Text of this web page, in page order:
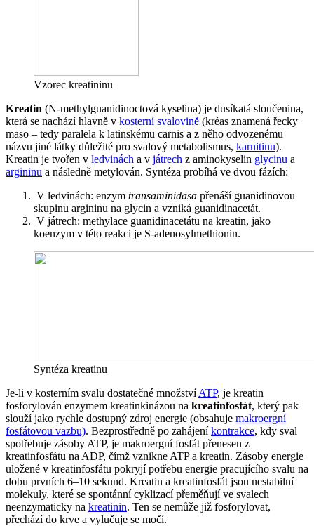
Vzorec kreatininu
Kreatin (N-methylguanidinoctová kyselina) je dusíkatá sloučenina,
která se nachází hlavně v kosterní svalovině (kréas znamená řecky
maso – tedy paralela k latinskému carnis a z něho odvozenému
názvu jiné látky důležité pro svalový metabolismus, karnitinu).
Kreatin je tvořen v ledvinách a v játrech z aminokyselin glycinu a
argininu a následně metylován. Syntéza probíhá ve dvou fázích:
V ledvinách: enzym transaminidasa přenáší guanidinovou
skupinu argininu na glycin a vzniká guanidinacetát.
V játrech: methylace guanidinacetátu na kreatin, jako
koenzym v této reakci je S-adenosylmethionin.
Syntéza kreatinu
Je-li v kosterním svalu dostatečné množstvíATP, je kreatin
fosforylován enzymem kreatinkinázou na kreatinfosfát, který pak
slouží jako rychle dostupný zdroj energie (obsahuje makroergní
fosfátovou vazbu). Bezprostředně po zahájeníkontrakce, kdy sval
spotřebuje zásoby ATP, je makroergní fosfát přenesen z
kreatinfosfátu na ADP, čímž vznikne ATP a kreatin. Zásoby energie
uložené v kreatinfosfátu pokryjí potřebu energie pracujícího svalu na
dobu prvních 6–10 sekund. Kreatin a kreatinfosfát jsou nestabilní
molekuly, které se spontánní cyklizací přeměňují ve svalech
neenzymaticky na kreatinin. Ten se nemůže již fosforylovat,
přechází do krve a vylučuje se močí.